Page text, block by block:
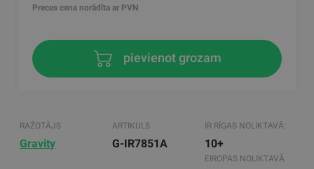
Preces cena norādīta ar PVN
pievienot grozam
RAŽOTĀJS
Gravity
ARTIKULS
G-IR7851A
IR RĪGAS NOLIKTAVĀ:
10+
EIROPAS NOLIKTAVĀ